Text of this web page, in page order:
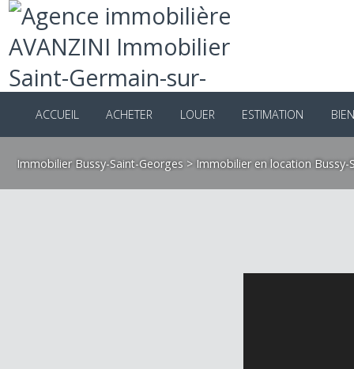
ACCUEIL ACHETER LOUER ESTIMATION
Immobilier Bussy-Saint-Georges >Immobilier en location